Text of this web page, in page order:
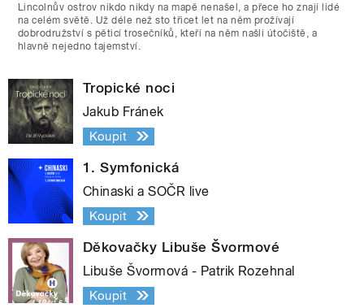
Lincolnův ostrov nikdo nikdy na mapě nenašel, a přece ho znají lidé
na celém světě. Už déle než sto třicet let na něm prožívají
dobrodružství s pěticí trosečníků, kteří na něm našli útočiště, a
hlavně nejedno tajemství.
Tropické noci
Jakub Fránek
Koupit
1. Symfonická
Chinaski a SOČR live
Koupit
Děkovačky Libuše Švormové
Libuše Švormová - Patrik Rozehnal
Koupit